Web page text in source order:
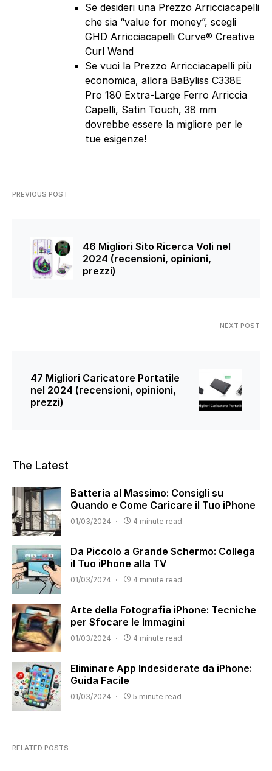
Se desideri una Prezzo Arricciacapelli
che sia “value for money”, scegli
GHD Arricciacapelli Curve® Creative
Curl Wand
Se vuoi la Prezzo Arricciacapelli più
economica, allora BaByliss C338E
Pro 180 Extra-Large Ferro Arriccia
Capelli, Satin Touch, 38 mm
dovrebbe essere la migliore per le
tue esigenze!
PREVIOUS POST
46 Migliori Sito Ricerca Voli nel
2024 (recensioni, opinioni,
prezzi)
NEXT POST
47 Migliori Caricatore Portatile
nel 2024 (recensioni, opinioni,
prezzi)
The Latest
Batteria al Massimo: Consigli su
Quando e Come Caricare il Tuo iPhone
01/03/2024 4 minute read
Da Piccolo a Grande Schermo: Collega
il Tuo iPhone alla TV
01/03/2024 4 minute read
Arte della Fotografia iPhone: Tecniche
per Sfocare le Immagini
01/03/2024 4 minute read
Eliminare App Indesiderate da iPhone:
Guida Facile
01/03/2024 5 minute read
RELATED POSTS